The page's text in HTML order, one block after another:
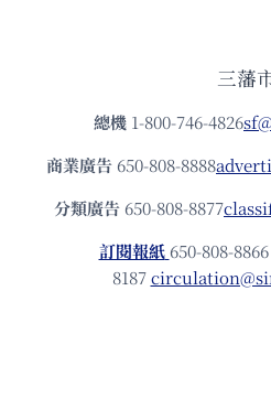
三藩
總機 1-800-746-4826
商業廣告 650-808-8888
分類廣告 650-808-8877
訂閱報紙 650-808-
8187